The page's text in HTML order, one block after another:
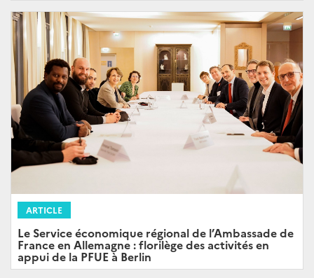
ARTICLE
Le Service économique régional de l’Ambassade de
France en Allemagne : florilège des activités en
appui de la PFUE à Berlin